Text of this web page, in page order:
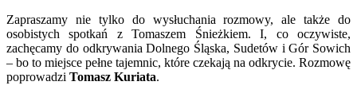
Zapraszamy nie tylko do wysłuchania rozmowy, ale także do
osobistych spotkań z Tomaszem Śnieżkiem. I, co oczywiste,
zachęcamy do odkrywania Dolnego Śląska, Sudetów i Gór Sowich
– bo to miejsce pełne tajemnic, które czekają na odkrycie. Rozmowę
poprowadzi Tomasz Kuriata.